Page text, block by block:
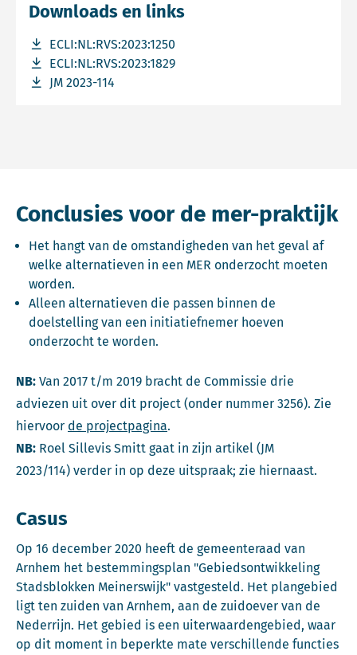
Downloads en links
ECLI:NL:RVS:2023:1250
Download bestand ECLI:NL:RVS:2023:1250
ECLI:NL:RVS:2023:1829
Download bestand ECLI:NL:RVS:2023:1829
JM 2023-114
Download bestand JM 2023-114
Conclusies voor de mer-praktijk
Het hangt van de omstandigheden van het geval af
welke alternatieven in een MER onderzocht moeten
worden.
Alleen alternatieven die passen binnen de
doelstelling van een initiatiefnemer hoeven
onderzocht te worden.
NB: Van 2017 t/m 2019 bracht de Commissie drie
adviezen uit over dit project (onder nummer 3256). Zie
hiervoor de projectpagina.
NB: Roel Sillevis Smitt gaat in zijn artikel (JM
2023/114) verder in op deze uitspraak; zie hiernaast.
Casus
Op 16 december 2020 heeft de gemeenteraad van
Arnhem het bestemmingsplan "Gebiedsontwikkeling
Stadsblokken Meinerswijk" vastgesteld. Het plangebied
ligt ten zuiden van Arnhem, aan de zuidoever van de
Nederrijn. Het gebied is een uiterwaardengebied, waar
op dit moment in beperkte mate verschillende functies